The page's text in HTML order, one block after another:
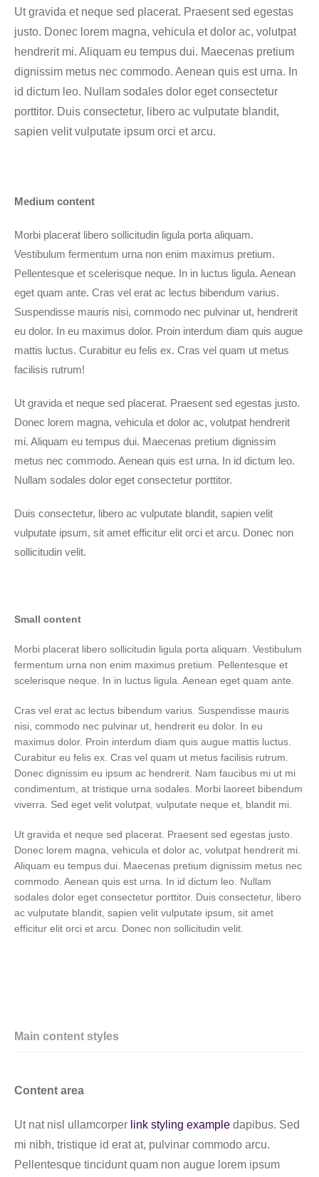
Ut gravida et neque sed placerat. Praesent sed egestas
justo. Donec lorem magna, vehicula et dolor ac, volutpat
hendrerit mi. Aliquam eu tempus dui. Maecenas pretium
dignissim metus nec commodo. Aenean quis est urna. In
id dictum leo. Nullam sodales dolor eget consectetur
porttitor. Duis consectetur, libero ac vulputate blandit,
sapien velit vulputate ipsum orci et arcu.
Medium content
Morbi placerat libero sollicitudin ligula porta aliquam.
Vestibulum fermentum urna non enim maximus pretium.
Pellentesque et scelerisque neque. In in luctus ligula. Aenean
eget quam ante. Cras vel erat ac lectus bibendum varius.
Suspendisse mauris nisi, commodo nec pulvinar ut, hendrerit
eu dolor. In eu maximus dolor. Proin interdum diam quis augue
mattis luctus. Curabitur eu felis ex. Cras vel quam ut metus
facilisis rutrum!
Ut gravida et neque sed placerat. Praesent sed egestas justo.
Donec lorem magna, vehicula et dolor ac, volutpat hendrerit
mi. Aliquam eu tempus dui. Maecenas pretium dignissim
metus nec commodo. Aenean quis est urna. In id dictum leo.
Nullam sodales dolor eget consectetur porttitor.
Duis consectetur, libero ac vulputate blandit, sapien velit
vulputate ipsum, sit amet efficitur elit orci et arcu. Donec non
sollicitudin velit.
Small content
Morbi placerat libero sollicitudin ligula porta aliquam. Vestibulum
fermentum urna non enim maximus pretium. Pellentesque et
scelerisque neque. In in luctus ligula. Aenean eget quam ante.
Cras vel erat ac lectus bibendum varius. Suspendisse mauris
nisi, commodo nec pulvinar ut, hendrerit eu dolor. In eu
maximus dolor. Proin interdum diam quis augue mattis luctus.
Curabitur eu felis ex. Cras vel quam ut metus facilisis rutrum.
Donec dignissim eu ipsum ac hendrerit. Nam faucibus mi ut mi
condimentum, at tristique urna sodales. Morbi laoreet bibendum
viverra. Sed eget velit volutpat, vulputate neque et, blandit mi.
Ut gravida et neque sed placerat. Praesent sed egestas justo.
Donec lorem magna, vehicula et dolor ac, volutpat hendrerit mi.
Aliquam eu tempus dui. Maecenas pretium dignissim metus nec
commodo. Aenean quis est urna. In id dictum leo. Nullam
sodales dolor eget consectetur porttitor. Duis consectetur, libero
ac vulputate blandit, sapien velit vulputate ipsum, sit amet
efficitur elit orci et arcu. Donec non sollicitudin velit.
Main content styles
Content area
Ut nat nisl ullamcorper link styling example dapibus. Sed
mi nibh, tristique id erat at, pulvinar commodo arcu.
Pellentesque tincidunt quam non augue lorem ipsum